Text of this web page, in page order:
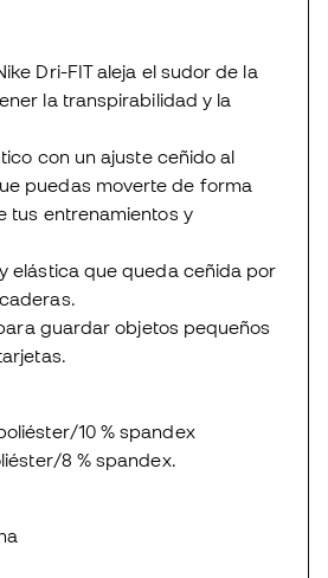
Dri-FIT aleja el sudor de la
la transpirabilidad y la
con un ajuste ceñido al
puedas moverte de forma
tus entrenamientos y
elástica que queda ceñida por
guardar objetos pequeños
10 % spandex
8 % spandex.